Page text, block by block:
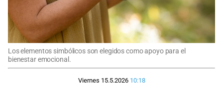
Los elementos simbólicos son elegidos como apoyo para el
bienestar emocional.
Viernes 15.5.2026 10:18